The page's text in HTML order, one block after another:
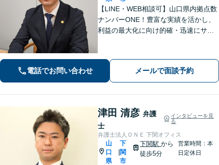
【LINE・WEB相談可】山口県内拠点数
ナンバーONE！豊富な実績を活かし、
利益の最大化に向け的確・迅速にサポ
問題／交通事故等、あなたの味方とし
て尽力します【完全個室】【下関駅5
分】
電話でお問い合わせ メールで面談予約
津田 清彦 弁護
士
インタビューを見
る
弁護士法人ＯＮＥ 下関オフィス
山
口
県
下
関
市
下関駅から
徒歩5分
営業時間：本
日定休日